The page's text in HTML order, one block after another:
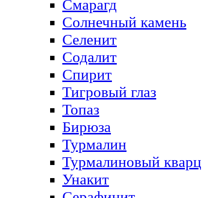
Смарагд
Солнечный камень
Селенит
Содалит
Спирит
Тигровый глаз
Топаз
Бирюза
Турмалин
Турмалиновый кварц
Унакит